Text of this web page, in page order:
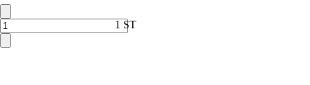
1 ST